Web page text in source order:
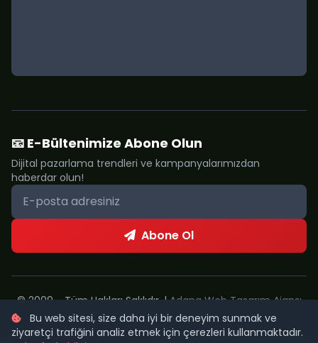
📧 E-Bültenimize Abone Olun
Dijital pazarlama trendleri ve kampanyalarımızdan
haberdar olun!
Abone Ol
© 2009 - Tüm Hakları Saklıdır. |Adana Web Tasarım Ajansı
Metropol Web
Bu web sitesi, size daha iyi bir deneyim sunmak ve
ziyaretçi trafiğini analiz etmek için çerezleri kullanmaktadır.